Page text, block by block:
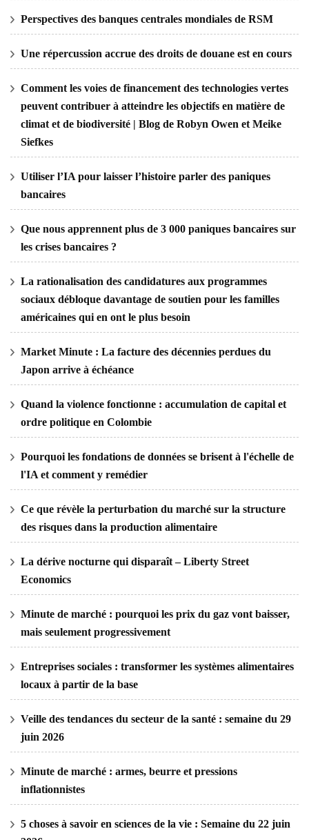
Perspectives des banques centrales mondiales de RSM
Une répercussion accrue des droits de douane est en cours
Comment les voies de financement des technologies vertes
peuvent contribuer à atteindre les objectifs en matière de
climat et de biodiversité | Blog de Robyn Owen et Meike
Siefkes
Utiliser l’IA pour laisser l’histoire parler des paniques
bancaires
Que nous apprennent plus de 3 000 paniques bancaires sur
les crises bancaires ?
La rationalisation des candidatures aux programmes
sociaux débloque davantage de soutien pour les familles
américaines qui en ont le plus besoin
Market Minute : La facture des décennies perdues du
Japon arrive à échéance
Quand la violence fonctionne : accumulation de capital et
ordre politique en Colombie
Pourquoi les fondations de données se brisent à l'échelle de
l'IA et comment y remédier
Ce que révèle la perturbation du marché sur la structure
des risques dans la production alimentaire
La dérive nocturne qui disparaît – Liberty Street
Economics
Minute de marché : pourquoi les prix du gaz vont baisser,
mais seulement progressivement
Entreprises sociales : transformer les systèmes alimentaires
locaux à partir de la base
Veille des tendances du secteur de la santé : semaine du 29
juin 2026
Minute de marché : armes, beurre et pressions
inflationnistes
5 choses à savoir en sciences de la vie : Semaine du 22 juin